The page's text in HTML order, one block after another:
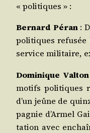
« politiques » :
Ber­nard Péran:
poli­tiques refu­sée
ser­vice mili­taire,
Domi­nique Val­ton
motifs poli­tiques
d’un jeûne de
pa­gnie d’Armel
ta­tion avec